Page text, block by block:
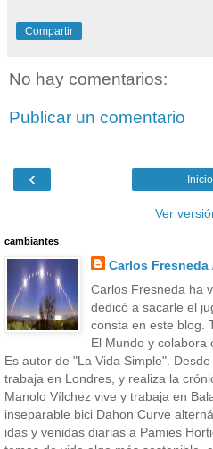
Compartir
No hay comentarios:
Publicar un comentario
‹ Inicio
Ver
cambiantes
Carlos
Carlos Fresneda ha
dedicó a sacarle el
consta en este blog.
El Mundo y colabora
Es autor de "La Vida Simple".
trabaja en Londres, y realiza la
Manolo Vílchez vive y trabaja en
inseparable bici Dahon Curve
idas y venidas diarias a Pamies